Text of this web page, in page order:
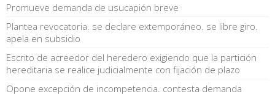
Promueve demanda de usucapión breve
Plantea revocatoria. se declare extemporáneo. se libre giro.
apela en subsidio
Escrito de acreedor del heredero exigiendo que la partición
hereditaria se realice judicialmente con fijación de plazo
Opone excepción de incompetencia. contesta demanda